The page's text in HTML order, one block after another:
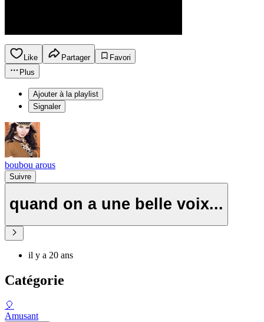
Like Partager
Favori
Plus
Ajouter à la playlist
Signaler
boubou arous
Suivre
quand on a une belle voix...
il y a 20 ans
Catégorie
🎈
Amusant